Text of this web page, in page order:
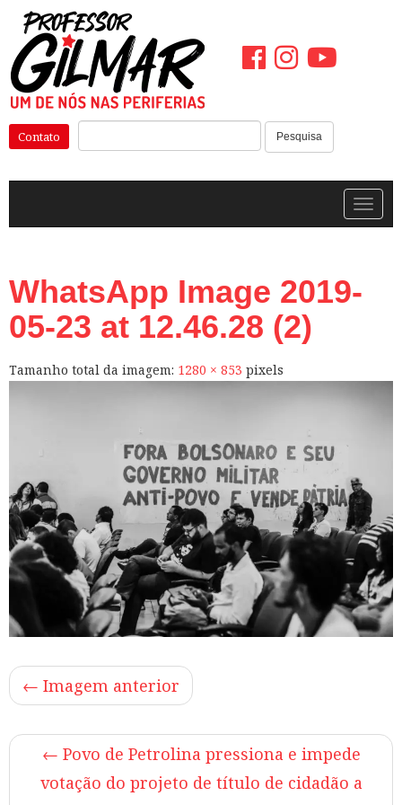
Pular
para
o
conteúdo
Pesquisa
Contato
WhatsApp Image 2019-
05-23 at 12.46.28 (2)
Tamanho total da imagem: 1280 × 853 pixels
← Imagem anterior
← Povo de Petrolina pressiona e impede
votação do projeto de título de cidadão a